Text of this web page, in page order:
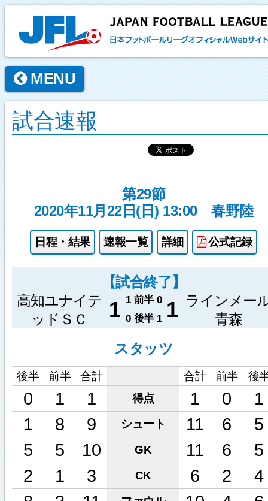
MENU
試合速報
第29節
2020年11月22日(日) 13:00
春野陸
日程・結果 速報一覧 詳細 公式記録
【試合終了】
高知ユナイテ
ッドＳＣ
1 1 前半 0 1 ラインメー
青森
0 後半 1
スタッツ
後半 前半 合計 合計 前半 後
0 1 1 得点 1 0
1
1
8 9 シュート 11 6
5
5
5 10 GK 11 6
5
2
1 3 CK 6 2
4